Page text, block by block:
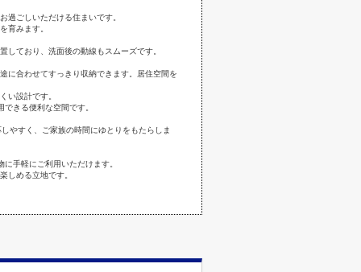
過ごしいただける住まいです。
育みます。
ており、洗面後の動線もスムーズです。
に合わせてすっきり収納できます。居住空間を
い設計です。
きる便利な空間です。
やすく、ご家族の時間にゆとりをもたらしま
手軽にご利用いただけます。
しめる立地です。